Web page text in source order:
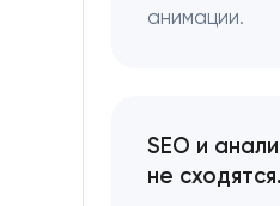
анимации.
SEO и
не сходятся.